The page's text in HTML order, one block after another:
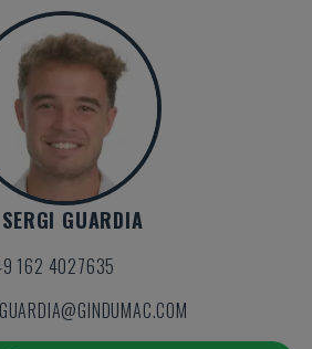
SERGI GUARDIA
162 4027635